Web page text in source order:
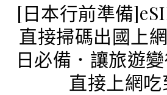
[日本行前準備
直接掃碼出國上
日必備．讓旅遊
直接上網吃